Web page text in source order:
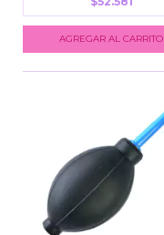
AGREGAR AL CARRITO